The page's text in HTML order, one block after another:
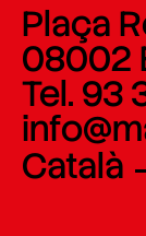
Plaça
08002
Tel. 93
Català